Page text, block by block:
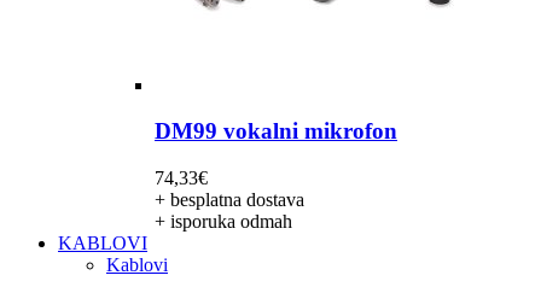
DM99 vokalni mikrofon
74,33€
+ besplatna dostava
+ isporuka odmah
KABLOVI
Kablovi